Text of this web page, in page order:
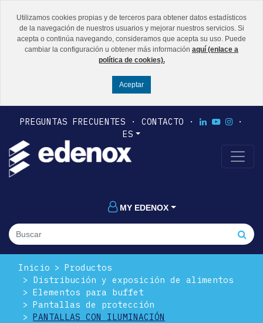
Utilizamos cookies propias y de terceros para obtener datos estadísticos
de la navegación de nuestros usuarios y mejorar nuestros servicios. Si
acepta o continúa navegando, consideramos que acepta su uso. Puede
cambiar la configuración u obtener más información aquí (enlace a
política de cookies).
PREGUNTAS FRECUENTES
CONTACTO
ES
MY EDENOX
Inicio
Productos
Distribución y exposición de alimentos
Elementos para buffet
Pantallas de protección
PANTALLAS CON ILUMINACIÓN